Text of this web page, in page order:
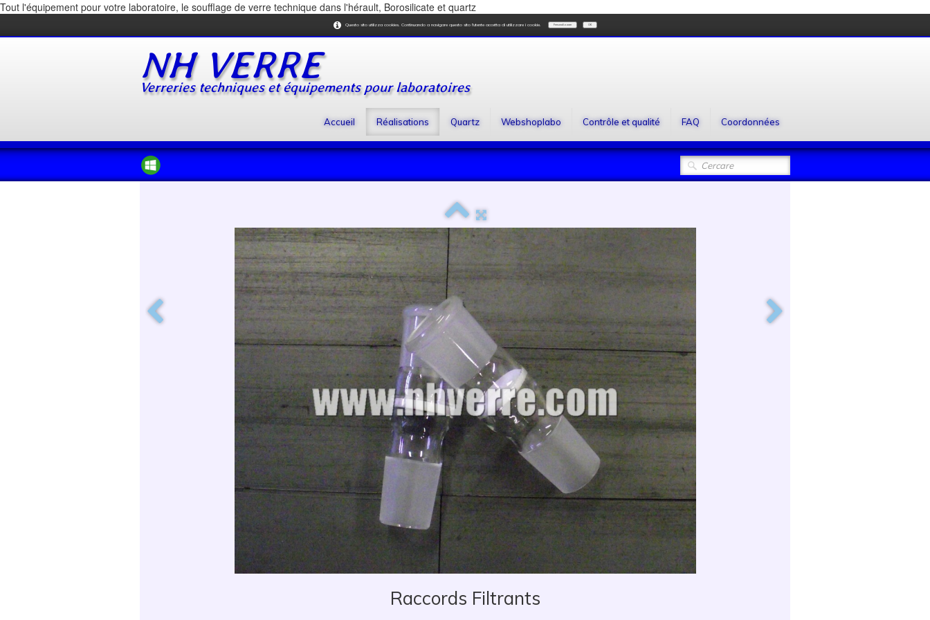
Tout l'équipement pour votre laboratoire, le soufflage de verre technique dans l'hérault, Borosilicate et quartz
Questo sito utilizza cookies. Continuando a navigare questo sito l'utente accetta di utilizzare i cookie. Personalizzare OK
NH VERRE
Verreries techniques et équipements pour laboratoires
Accueil Réalisations Quartz Webshoplabo Contrôle et qualité FAQ Coordonnées
Raccords Filtrants